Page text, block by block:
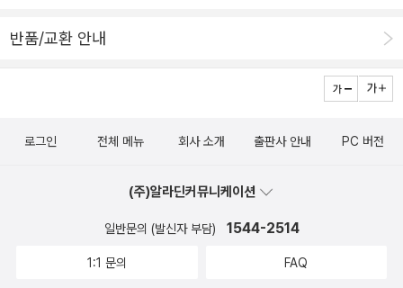
반품/교환 안내
로그인 전체 메뉴 회사 소개 출판사 안내 PC 버전
(주)알라딘커뮤니케이션
일반문의 (발신자 부담) 1544-2514
1:1 문의 FAQ